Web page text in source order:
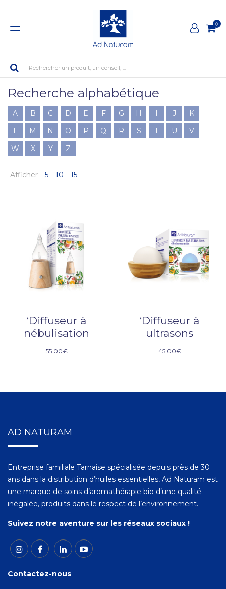
0
Rechercher un produit, un conseil, ...
Recherche alphabétique
A B C D E F G H I J
K
L
M N O P Q R S T U
V
W
X Y Z
Afficher 5 10 15
‘Diffuseur à
nébulisation
55.00€
‘Diffuseur à
ultrasons
45.00€
AD NATURAM
Entreprise familiale Tarnaise spécialisée depuis près de 30
ans dans la distribution d’huiles essentielles, Ad Naturam est
une marque de soins d’aromathérapie bio d’une qualité
inégalée, produits dans le respect de l’environnement.
Suivez notre aventure sur les réseaux sociaux !
Contactez-nous